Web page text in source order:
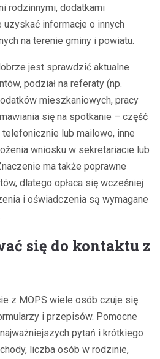
rodzinnymi, dodatkami
informacje o innych
na terenie gminy i powiatu.
jest sprawdzić aktualne
podział na referaty (np.
mieszkaniowych, pracy
się na spotkanie – część
lub mailowo, inne
wniosku w sekretariacie lub
ma także poprawne
dlatego opłaca się wcześniej
i oświadczenia są wymagane
się do kontaktu z
z MOPS wiele osób czuje się
i przepisów. Pomocne
pytań i krótkiego
liczba osób w rodzinie,